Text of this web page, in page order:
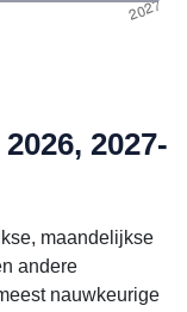
2027-
maandelijkse
andere
nauwkeurige